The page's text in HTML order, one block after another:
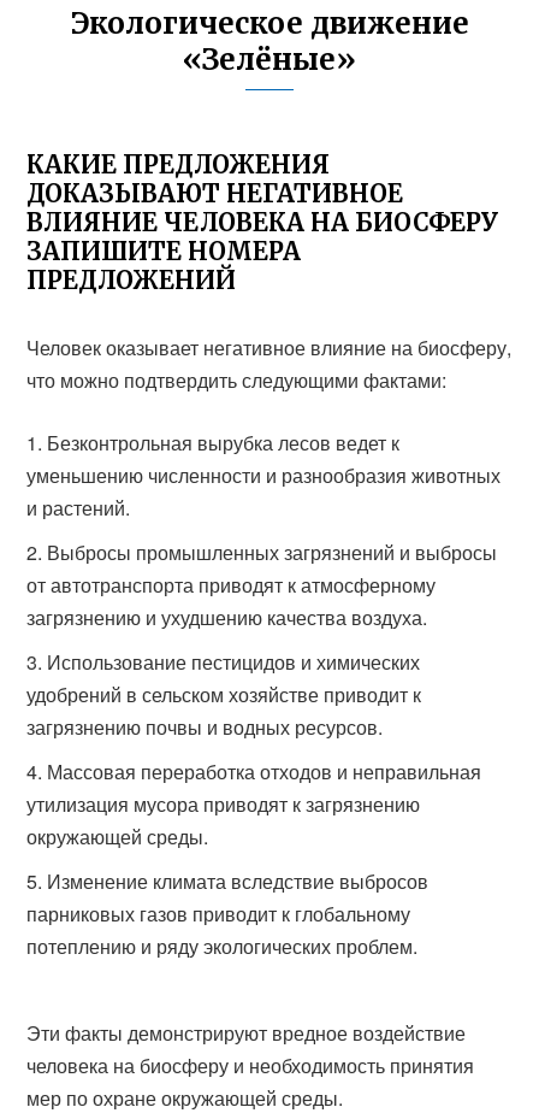
Экологическое движение
«Зелёные»
КАКИЕ ПРЕДЛОЖЕНИЯ
ДОКАЗЫВАЮТ НЕГАТИВНОЕ
ВЛИЯНИЕ ЧЕЛОВЕКА НА БИОСФЕРУ
ЗАПИШИТЕ НОМЕРА
ПРЕДЛОЖЕНИЙ
Человек оказывает негативное влияние на биосферу,
что можно подтвердить следующими фактами:
Безконтрольная вырубка лесов ведет к
уменьшению численности и разнообразия животных
и растений.
Выбросы промышленных загрязнений и выбросы
от автотранспорта приводят к атмосферному
загрязнению и ухудшению качества воздуха.
Использование пестицидов и химических
удобрений в сельском хозяйстве приводит к
загрязнению почвы и водных ресурсов.
Массовая переработка отходов и неправильная
утилизация мусора приводят к загрязнению
окружающей среды.
Изменение климата вследствие выбросов
парниковых газов приводит к глобальному
потеплению и ряду экологических проблем.
Эти факты демонстрируют вредное воздействие
человека на биосферу и необходимость принятия
мер по охране окружающей среды.